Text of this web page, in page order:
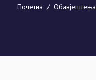
Почетна / Обавјештења